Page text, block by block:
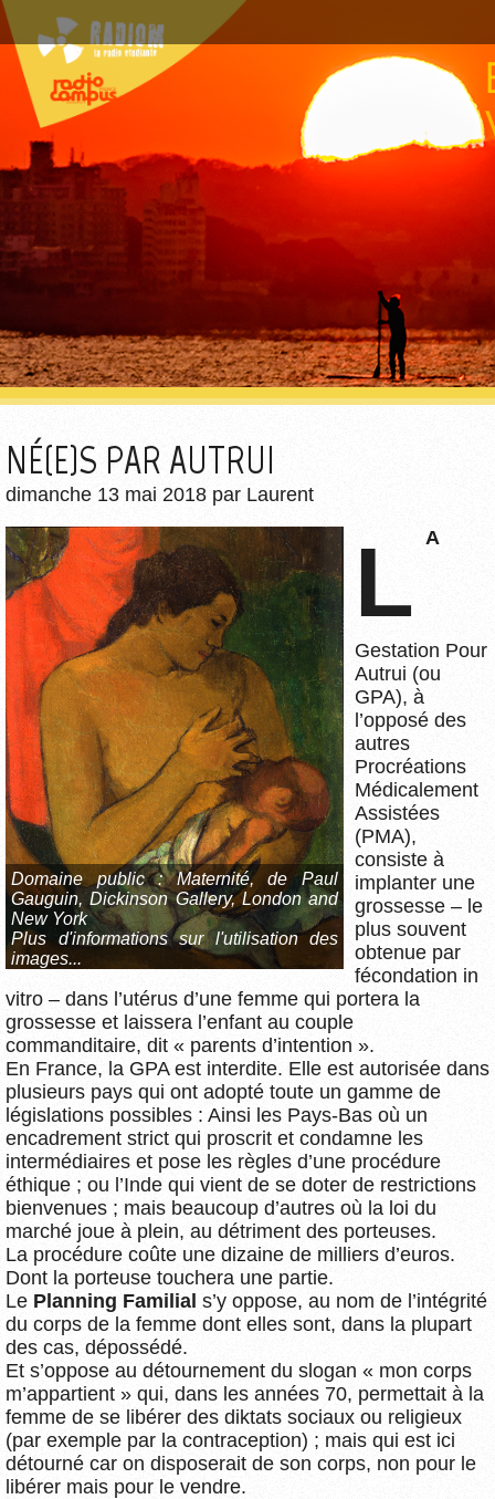
NÉ(E)S PAR AUTRUI
dimanche 13 mai 2018 par Laurent
Domaine public :Maternité, de Paul
Gauguin, Dickinson Gallery, London and
New York
Plus d'informations sur l'utilisation des
images...
LA
Gestation Pour
Autrui (ou
GPA), à
l’opposé des
autres
Procréations
Médicalement
Assistées
(PMA),
consiste à
implanter une
grossesse – le
plus souvent
obtenue par
fécondation in
vitro – dans l’utérus d’une femme qui portera la
grossesse et laissera l’enfant au couple
commanditaire, dit « parents d’intention ».
En France, la GPA est interdite. Elle est autorisée dans
plusieurs pays qui ont adopté toute un gamme de
législations possibles : Ainsi les Pays-Bas où un
encadrement strict qui proscrit et condamne les
intermédiaires et pose les règles d’une procédure
éthique ; ou l’Inde qui vient de se doter de restrictions
bienvenues ; mais beaucoup d’autres où la loi du
marché joue à plein, au détriment des porteuses.
La procédure coûte une dizaine de milliers d’euros.
Dont la porteuse touchera une partie.
Le Planning Familial s’y oppose, au nom de l’intégrité
du corps de la femme dont elles sont, dans la plupart
des cas, dépossédé.
Et s’oppose au détournement du slogan « mon corps
m’appartient » qui, dans les années 70, permettait à la
femme de se libérer des diktats sociaux ou religieux
(par exemple par la contraception) ; mais qui est ici
détourné car on disposerait de son corps, non pour le
libérer mais pour le vendre.